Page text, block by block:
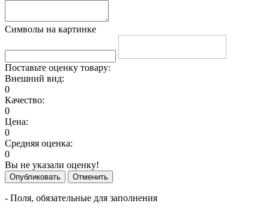
Символы на картинке
Поставьте оценку товару:
Внешний вид:
0
Качество:
0
Цена:
0
Средняя оценка:
0
Вы не указали оценку!
Опубликовать Отменить
- Поля, обязательные для заполнения